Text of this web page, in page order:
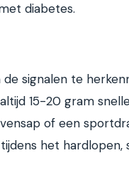
diabetes.
signalen te
15-20 gram
of een
het